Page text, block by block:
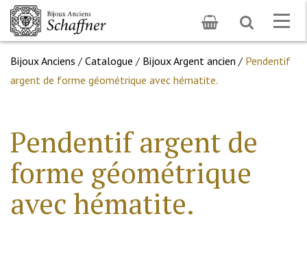
Toggle
search
Bijoux Anciens / Catalogue / Bijoux Argent ancien / Pendentif
argent de forme géométrique avec hématite.
Pendentif argent de
forme géométrique
avec hématite.